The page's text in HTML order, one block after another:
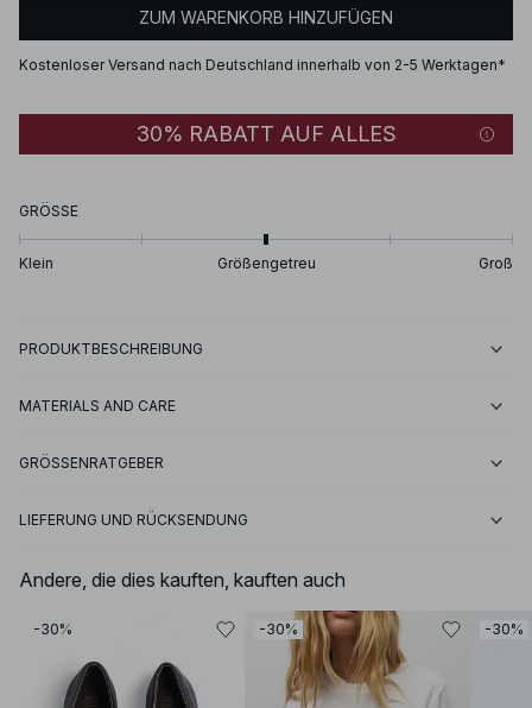
ZUM WARENKORB HINZUFÜGEN
Kostenloser Versand nach Deutschland innerhalb von 2-5 Werktagen*
30% RABATT AUF ALLES
GRÖSSE
Klein Größengetreu Groß
PRODUKTBESCHREIBUNG
MATERIALS AND CARE
GRÖSSENRATGEBER
LIEFERUNG UND RÜCKSENDUNG
Andere, die dies kauften, kauften auch
-30% -30% -30%